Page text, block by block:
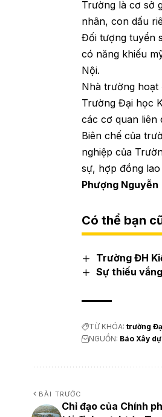
Trường là cơ sở
nhân, con dấu
Đối tượng tuyển
có năng khiếu
Nội.
Nhà trường hoạt
Trường Đại học
các cơ quan liên
Biên chế của
nghiệp của
sự, hợp đồng
Phượng Nguyễn
Có thể bạn
Trường ĐH
Sự thiếu
TỪ KHÓA: trường
NGUỒN: Báo Xây
BÀI TRƯỚC
Chỉ đạo của Chính